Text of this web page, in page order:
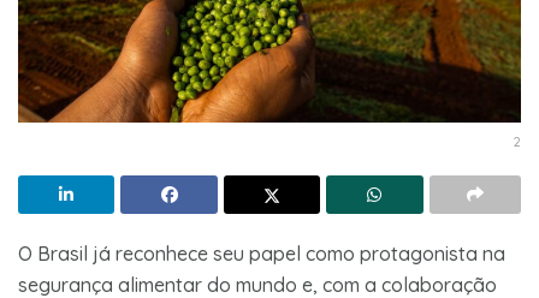
2
O Brasil já reconhece seu papel como protagonista na
segurança alimentar do mundo e, com a colaboração